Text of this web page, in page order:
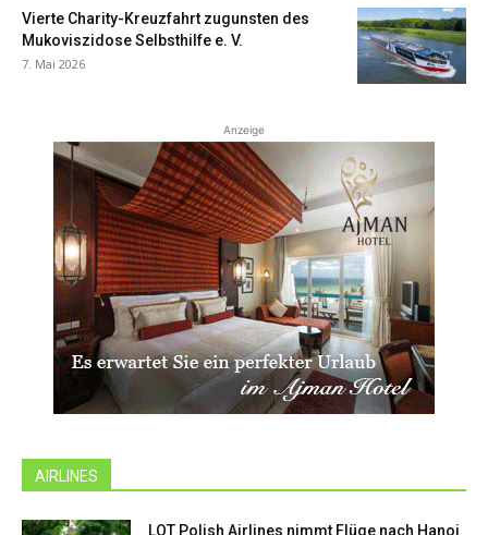
Vierte Charity-Kreuzfahrt zugunsten des
Mukoviszidose Selbsthilfe e. V.
7. Mai 2026
Anzeige
AIRLINES
LOT Polish Airlines nimmt Flüge nach Hanoi